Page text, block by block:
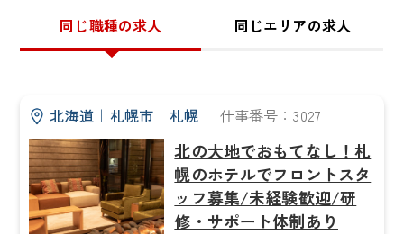
同じ職種の求人 同じエリアの求人
北海道｜ 札幌市 ｜ 札幌 ｜ 仕事番号：3027
北の大地でおもてなし！札
幌のホテルでフロントスタ
ッフ募集/未経験歓迎/研
修・サポート体制あり